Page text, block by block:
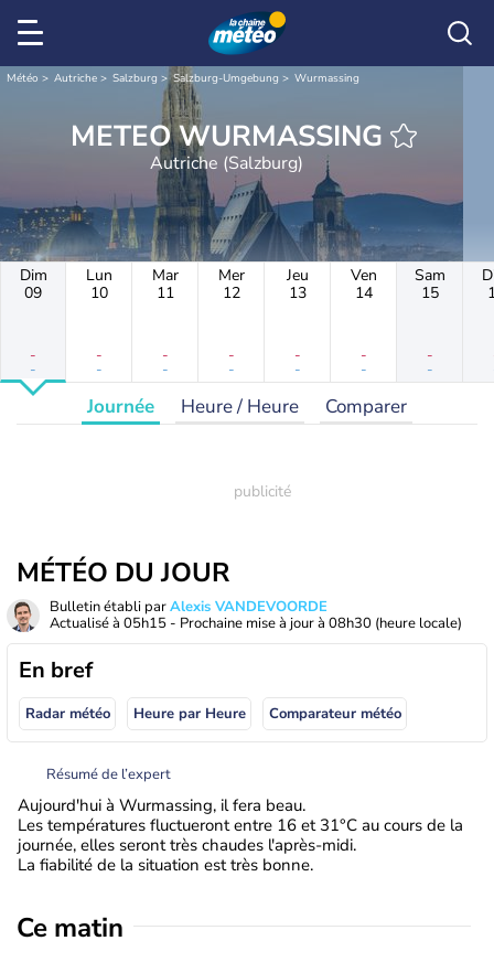
Météo Autriche Salzburg Salzburg-Umgebung Wurmassing
METEO WURMASSING
Autriche (Salzburg)
Dim
09
-
-
Lun
10
-
-
Mar
11
-
-
Mer
12
-
-
Jeu
13
-
-
Ven
14
-
-
Sam
15
-
-
Journée Heure / Heure Comparer
MÉTÉO DU JOUR
Bulletin établi parAlexis VANDEVOORDE
Actualisé à 05h15 - Prochaine mise à jour à 08h30 (heure locale)
En bref
Radar météo Heure par Heure Comparateur météo
Résumé de l’expert
Aujourd'hui à Wurmassing, il fera beau.
Les températures fluctueront entre 16 et 31°C au cours de la
journée, elles seront très chaudes l'après-midi.
La fiabilité de la situation est très bonne.
Ce matin